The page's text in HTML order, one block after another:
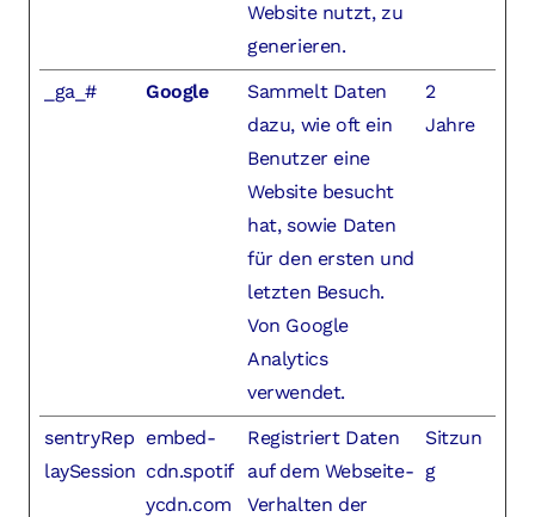
Website nutzt, zu
generieren.
_ga_# Google
Sammelt Daten
dazu, wie oft ein
Benutzer eine
Website besucht
hat, sowie Daten
für den ersten und
letzten Besuch.
Von Google
Analytics
verwendet.
2
Jahre
sentryRep
laySession
embed-
cdn.spotif
ycdn.com
Registriert Daten
auf dem Webseite-
Verhalten der
Sitzun
g